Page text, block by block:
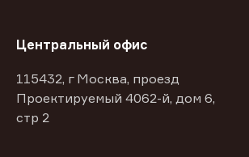
Центральный офис
115432, г Москва, проезд
Проектируемый 4062-й, дом 6,
стр 2